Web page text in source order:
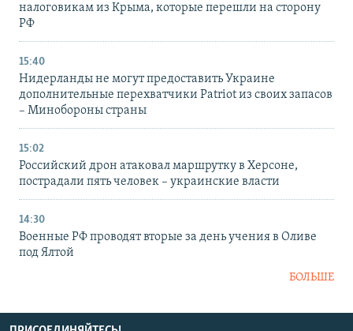
налоговикам из Крыма, которые перешли на сторону
РФ
15:40
Нидерланды не могут предоставить Украине
дополнительные перехватчики Patriot из своих запасов
– Минобороны страны
15:02
Российский дрон атаковал маршрутку в Херсоне,
пострадали пять человек – украинские власти
14:30
Военные РФ проводят вторые за день учения в Оливе
под Ялтой
БОЛЬШЕ